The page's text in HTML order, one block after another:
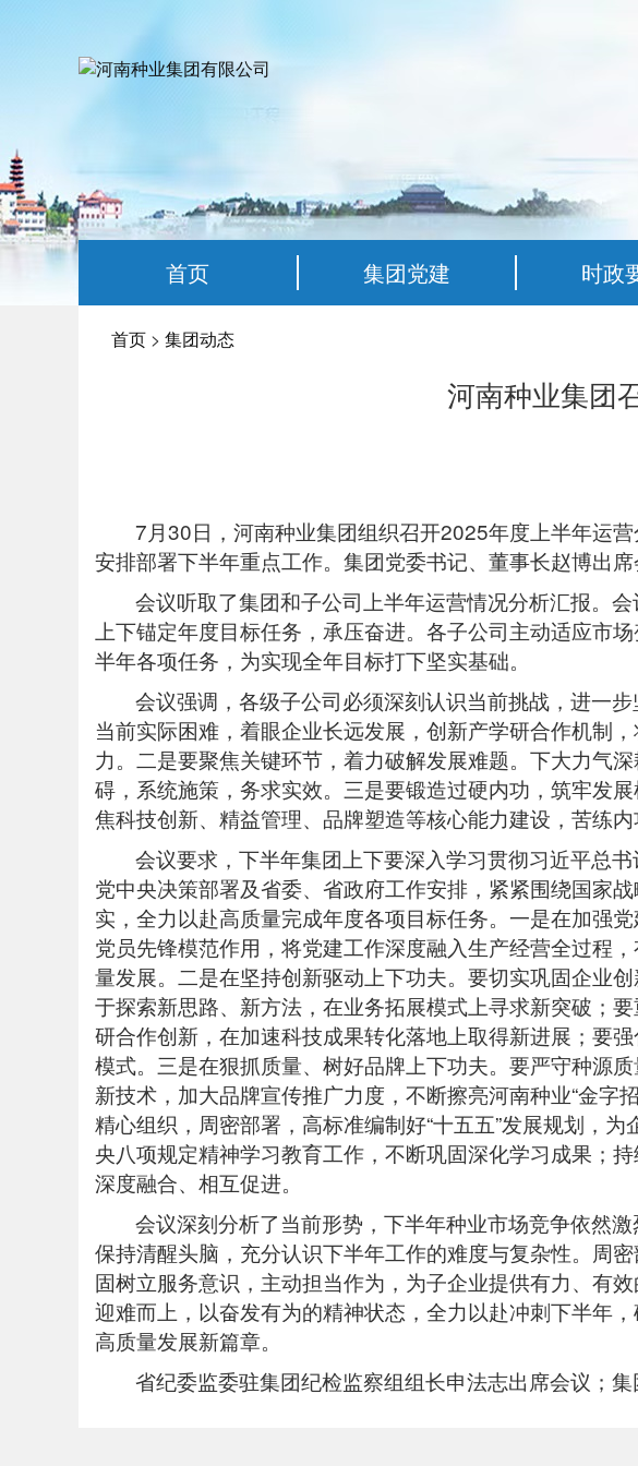
首页 集团党建 时政
下属企业动态
首页 > 集团动态
河南种业集团
7月30日，河南种业集团组织召开2025年度上半年运
安排部署下半年重点工作。集团党委书记、董事长赵博出席
会议听取了集团和子公司上半年运营情况分析汇报。
上下锚定年度目标任务，承压奋进。各子公司主动适应市
半年各项任务，为实现全年目标打下坚实基础。
会议强调，各级子公司必须深刻认识当前挑战，进一
当前实际困难，着眼企业长远发展，创新产学研合作机制
力。二是要聚焦关键环节，着力破解发展难题。下大力气
碍，系统施策，务求实效。三是要锻造过硬内功，筑牢发
焦科技创新、精益管理、品牌塑造等核心能力建设，苦练内
会议要求，下半年集团上下要深入学习贯彻习近平总
党中央决策部署及省委、省政府工作安排，紧紧围绕国家
实，全力以赴高质量完成年度各项目标任务。一是在加强
党员先锋模范作用，将党建工作深度融入生产经营全过程
量发展。二是在坚持创新驱动上下功夫。要切实巩固企业
于探索新思路、新方法，在业务拓展模式上寻求新突破；
研合作创新，在加速科技成果转化落地上取得新进展；要
模式。三是在狠抓质量、树好品牌上下功夫。要严守种源
新技术，加大品牌宣传推广力度，不断擦亮河南种业“金字
精心组织，周密部署，高标准编制好“十五五”发展规划，
央八项规定精神学习教育工作，不断巩固深化学习成果；
深度融合、相互促进。
会议深刻分析了当前形势，下半年种业市场竞争依然
保持清醒头脑，充分认识下半年工作的难度与复杂性。周
固树立服务意识，主动担当作为，为子企业提供有力、有
迎难而上，以奋发有为的精神状态，全力以赴冲刺下半年
高质量发展新篇章。
省纪委监委驻集团纪检监察组组长申法志出席会议；